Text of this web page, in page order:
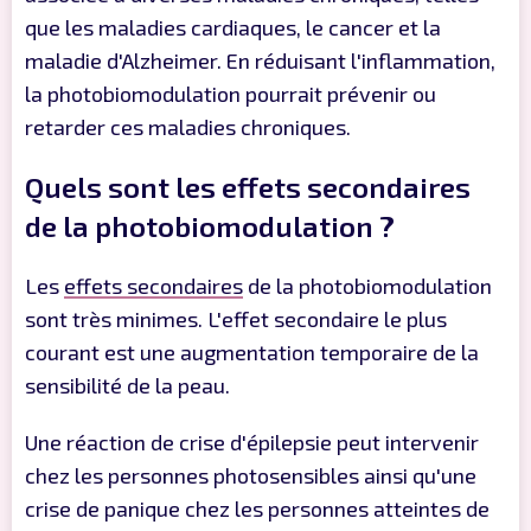
que les maladies cardiaques, le cancer et la
maladie d'Alzheimer. En réduisant l'inflammation,
la photobiomodulation pourrait prévenir ou
retarder ces maladies chroniques.
Quels sont les effets secondaires
de la photobiomodulation ?
Les effets secondaires de la photobiomodulation
sont très minimes. L'effet secondaire le plus
courant est une augmentation temporaire de la
sensibilité de la peau.
Une réaction de crise d'épilepsie peut intervenir
chez les personnes photosensibles ainsi qu'une
crise de panique chez les personnes atteintes de